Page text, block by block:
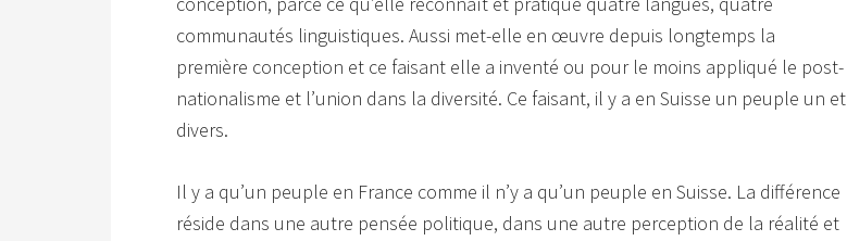
communautés linguistiques. Aussi met-elle en œuvre depuis longtemps la
première conception et ce faisant elle a inventé ou pour le moins appliqué le post-
nationalisme et l’union dans la diversité. Ce faisant, il y a en Suisse un peuple un et
divers.
Il y a qu’un peuple en France comme il n’y a qu’un peuple en Suisse. La différence
réside dans une autre pensée politique, dans une autre perception de la réalité et